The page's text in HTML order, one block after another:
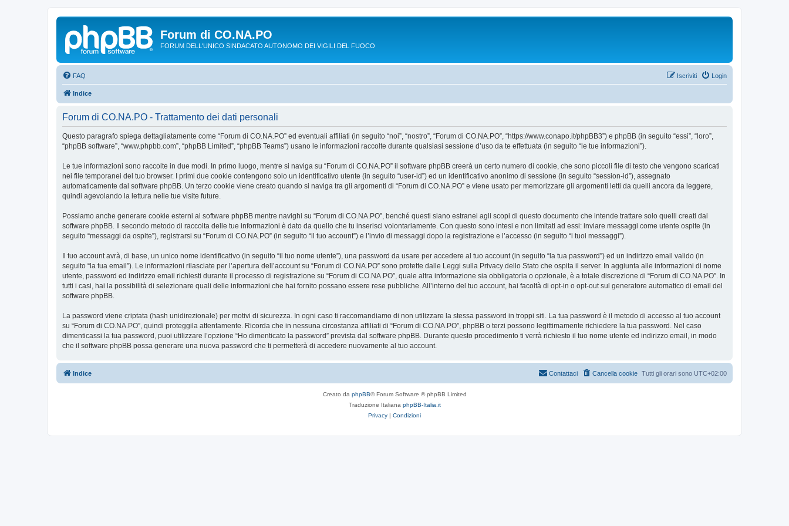
Forum di CO.NA.PO
FORUM DELL'UNICO SINDACATO AUTONOMO DEI VIGILI DEL FUOCO
FAQ Login
Iscriviti
Indice
Forum di CO.NA.PO - Trattamento dei dati personali
Questo paragrafo spiega dettagliatamente come “Forum di CO.NA.PO” ed eventuali affiliati (in seguito “noi”, “nostro”, “Forum di CO.NA.PO”, “https://www.conapo.it/phpBB3”) e phpBB (in seguito “essi”, “loro”,
“phpBB software”, “www.phpbb.com”, “phpBB Limited”, “phpBB Teams”) usano le informazioni raccolte durante qualsiasi sessione d’uso da te effettuata (in seguito “le tue informazioni”).
Le tue informazioni sono raccolte in due modi. In primo luogo, mentre si naviga su “Forum di CO.NA.PO” il software phpBB creerà un certo numero di cookie, che sono piccoli file di testo che vengono scaricati
nei file temporanei del tuo browser. I primi due cookie contengono solo un identificativo utente (in seguito “user-id”) ed un identificativo anonimo di sessione (in seguito “session-id”), assegnato
automaticamente dal software phpBB. Un terzo cookie viene creato quando si naviga tra gli argomenti di “Forum di CO.NA.PO” e viene usato per memorizzare gli argomenti letti da quelli ancora da leggere,
quindi agevolando la lettura nelle tue visite future.
Possiamo anche generare cookie esterni al software phpBB mentre navighi su “Forum di CO.NA.PO”, benché questi siano estranei agli scopi di questo documento che intende trattare solo quelli creati dal
software phpBB. Il secondo metodo di raccolta delle tue informazioni è dato da quello che tu inserisci volontariamente. Con questo sono intesi e non limitati ad essi: inviare messaggi come utente ospite (in
seguito “messaggi da ospite”), registrarsi su “Forum di CO.NA.PO” (in seguito “il tuo account”) e l’invio di messaggi dopo la registrazione e l’accesso (in seguito “i tuoi messaggi”).
Il tuo account avrà, di base, un unico nome identificativo (in seguito “il tuo nome utente”), una password da usare per accedere al tuo account (in seguito “la tua password”) ed un indirizzo email valido (in
seguito “la tua email”). Le informazioni rilasciate per l’apertura dell’account su “Forum di CO.NA.PO” sono protette dalle Leggi sulla Privacy dello Stato che ospita il server. In aggiunta alle informazioni di nome
utente, password ed indirizzo email richiesti durante il processo di registrazione su “Forum di CO.NA.PO”, quale altra informazione sia obbligatoria o opzionale, è a totale discrezione di “Forum di CO.NA.PO”. In
tutti i casi, hai la possibilità di selezionare quali delle informazioni che hai fornito possano essere rese pubbliche. All’interno del tuo account, hai facoltà di opt-in o opt-out sul generatore automatico di email del
software phpBB.
La password viene criptata (hash unidirezionale) per motivi di sicurezza. In ogni caso ti raccomandiamo di non utilizzare la stessa password in troppi siti. La tua password è il metodo di accesso al tuo account
su “Forum di CO.NA.PO”, quindi proteggila attentamente. Ricorda che in nessuna circostanza affiliati di “Forum di CO.NA.PO”, phpBB o terzi possono legittimamente richiedere la tua password. Nel caso
dimenticassi la tua password, puoi utilizzare l’opzione “Ho dimenticato la password” prevista dal software phpBB. Durante questo procedimento ti verrà richiesto il tuo nome utente ed indirizzo email, in modo
che il software phpBB possa generare una nuova password che ti permetterà di accedere nuovamente al tuo account.
Indice Tutti gli orari sono UTC+02:00
Cancella cookie
Contattaci
Creato da phpBB® Forum Software © phpBB Limited
Traduzione Italiana phpBB-Italia.it
Privacy | Condizioni